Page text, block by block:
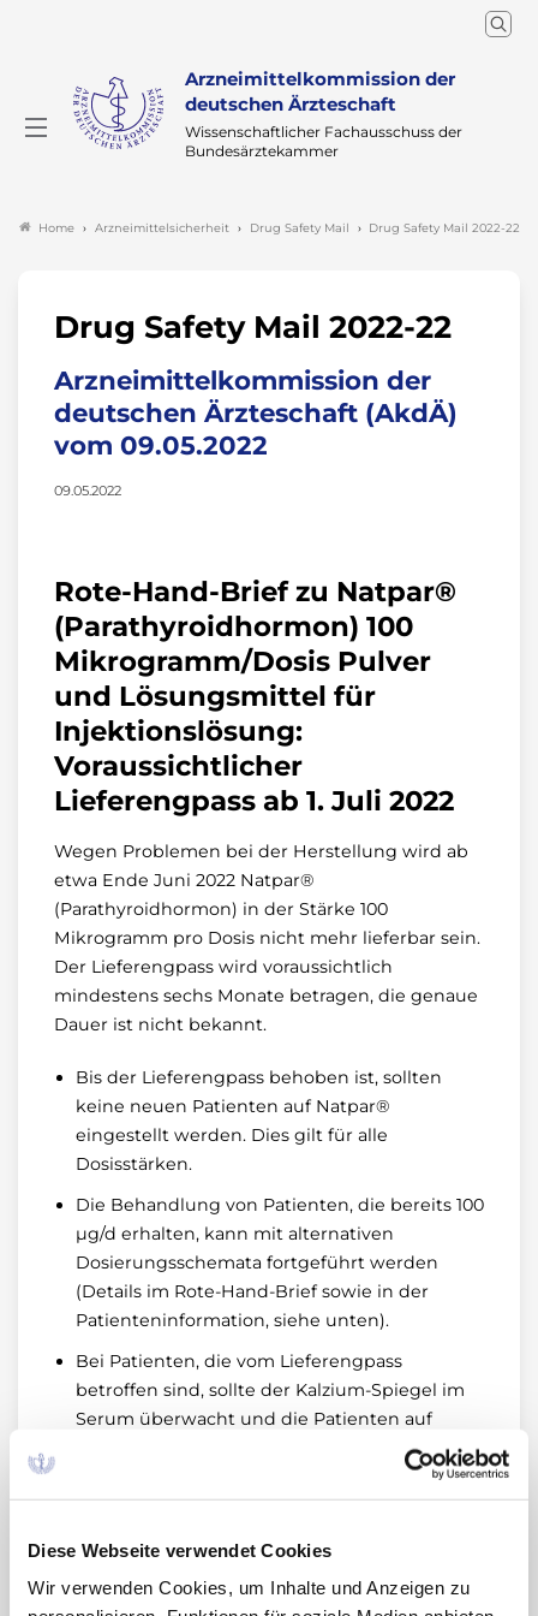
Diese Webseite verwendet Cookies
Wir verwenden Cookies, um Inhalte und Anzeigen zu
Arzneimittelkommission der
deutschen Ärzteschaft
Wissenschaftlicher Fachausschuss der
Bundesärztekammer
Home Arzneimittelsicherheit Drug Safety Mail Drug Safety Mail 2022-22
Drug Safety Mail 2022-22
Arzneimittelkommission der
deutschen Ärzteschaft (AkdÄ)
vom 09.05.2022
09.05.2022
Rote-Hand-Brief zu Natpar®
(Parathyroidhormon) 100
Mikrogramm/Dosis Pulver
und Lösungsmittel für
Injektionslösung:
Voraussichtlicher
Lieferengpass ab 1. Juli 2022
Wegen Problemen bei der Herstellung wird ab
etwa Ende Juni 2022 Natpar®
(Parathyroidhormon) in der Stärke 100
Mikrogramm pro Dosis nicht mehr lieferbar sein.
Der Lieferengpass wird voraussichtlich
mindestens sechs Monate betragen, die genaue
Dauer ist nicht bekannt.
Bis der Lieferengpass behoben ist, sollten
keine neuen Patienten auf Natpar®
eingestellt werden. Dies gilt für alle
Dosisstärken.
Die Behandlung von Patienten, die bereits 100
µg/d erhalten, kann mit alternativen
Dosierungsschemata fortgeführt werden
(Details im Rote-Hand-Brief sowie in der
Patienteninformation, siehe unten).
Bei Patienten, die vom Lieferengpass
betroffen sind, sollte der Kalzium-Spiegel im
Serum überwacht und die Patienten auf
Hypokalzämie beobachtet werden. Die
Dosierung von aktivem Vitamin D und
angepasst werden.